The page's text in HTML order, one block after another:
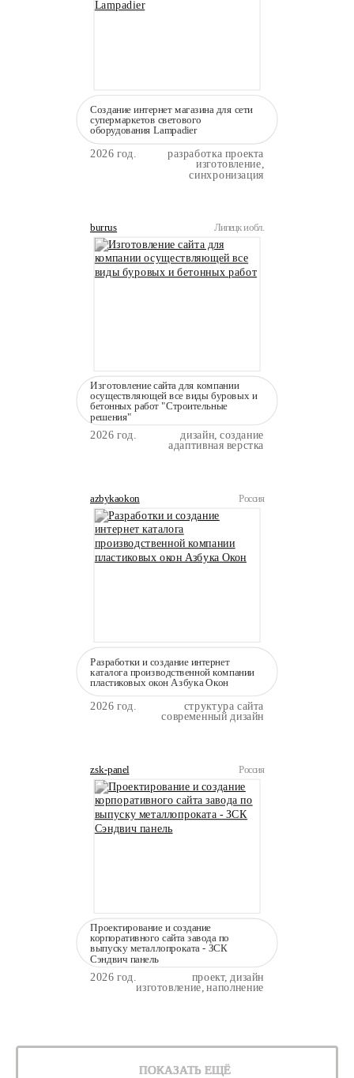
Создание интернет магазина для сети
супермаркетов светового
оборудования Lampadier
2026 год. разработка проекта
изготовление,
синхронизация
burrus Липецк и обл.
Изготовление сайта для компании
осуществляющей все виды буровых и
бетонных работ "Строительные
решения"
2026 год. дизайн, создание
адаптивная верстка
azbykaokon Россия
Разработки и создание интернет
каталога производственной компании
пластиковых окон Азбука Окон
2026 год. структура сайта
современный дизайн
zsk-panel Россия
Проектирование и создание
корпоративного сайта завода по
выпуску металлопроката - ЗСК
Сэндвич панель
2026 год.
проект, дизайн
изготовление, наполнение
ПОКАЗАТЬ ЕЩЁ